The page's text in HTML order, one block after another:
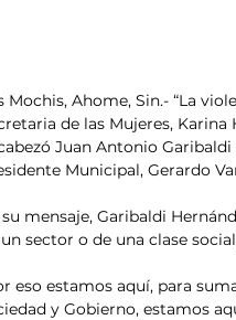
Mochis, Ahome, Sin.- “La
de las Mujeres,
Juan Antonio
Municipal, Gerardo
su mensaje, Garibaldi
sector o de una clase
eso estamos aquí, para
y Gobierno, estamos